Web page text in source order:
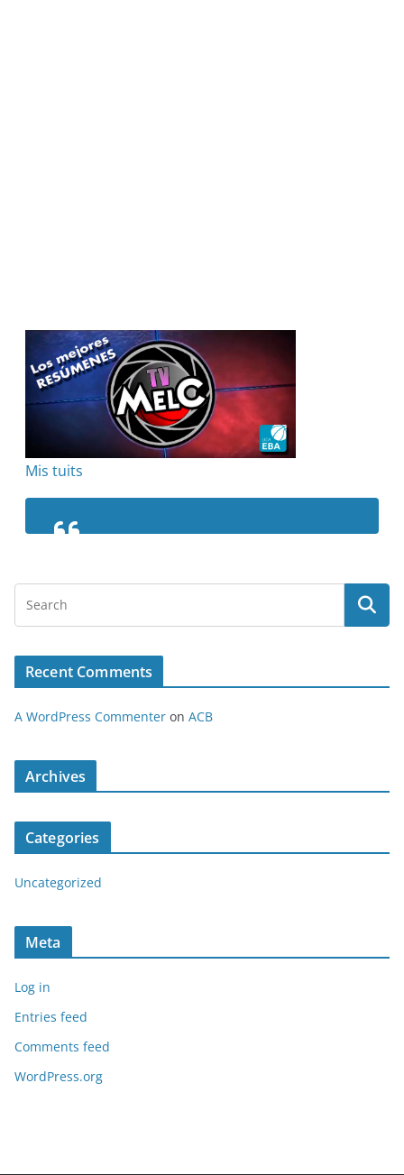
Mis tuits
Recent Comments
A WordPress Commenter on ACB
Archives
Categories
Uncategorized
Meta
Log in
Entries feed
Comments feed
WordPress.org